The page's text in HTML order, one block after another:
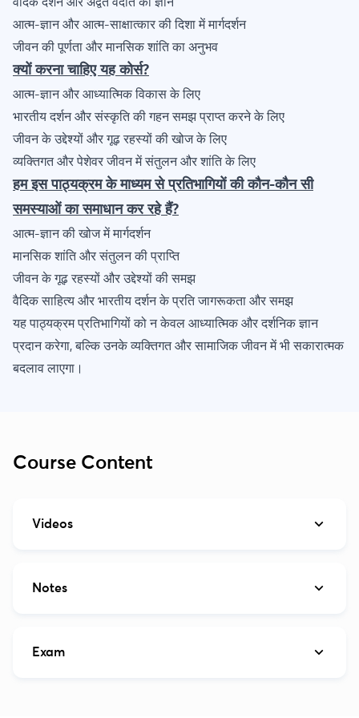
आत्म-ज्ञान और आत्म-साक्षात्कार की दिशा में मार्गदर्शन
जीवन की पूर्णता और मानसिक शांति का अनुभव
क्यों करना चाहिए यह कोर्स?
आत्म-ज्ञान और आध्यात्मिक विकास के लिए
भारतीय दर्शन और संस्कृति की गहन समझ प्राप्त करने के लिए
जीवन के उद्देश्यों और गूढ़ रहस्यों की खोज के लिए
व्यक्तिगत और पेशेवर जीवन में संतुलन और शांति के लिए
हम इस पाठ्यक्रम के माध्यम से प्रतिभागियों की कौन-कौन सी
समस्याओं का समाधान कर रहे हैं?
आत्म-ज्ञान की खोज में मार्गदर्शन
मानसिक शांति और संतुलन की प्राप्ति
जीवन के गूढ़ रहस्यों और उद्देश्यों की समझ
वैदिक साहित्य और भारतीय दर्शन के प्रति जागरूकता और समझ
यह पाठ्यक्रम प्रतिभागियों को न केवल आध्यात्मिक और दर्शनिक ज्ञान
प्रदान करेगा, बल्कि उनके व्यक्तिगत और सामाजिक जीवन में भी सकारात्मक
बदलाव लाएगा।
Course Content
Videos
Notes
Exam